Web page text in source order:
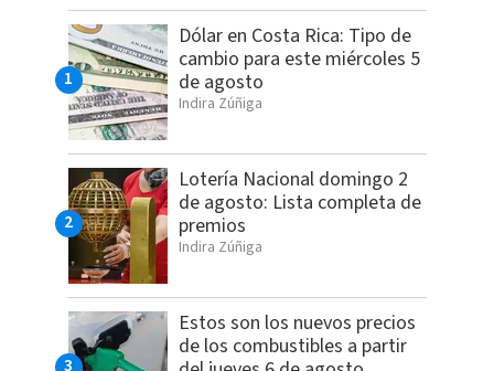
Dólar en Costa Rica: Tipo de
cambio para este miércoles 5
de agosto
Indira Zúñiga
Lotería Nacional domingo 2
de agosto: Lista completa de
premios
Indira Zúñiga
Estos son los nuevos precios
de los combustibles a partir